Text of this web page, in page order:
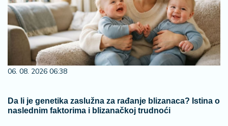
06. 08. 2026 06:38
Da li je genetika zaslužna za rađanje blizanaca? Istina o
naslednim faktorima i blizanačkoj trudnoći